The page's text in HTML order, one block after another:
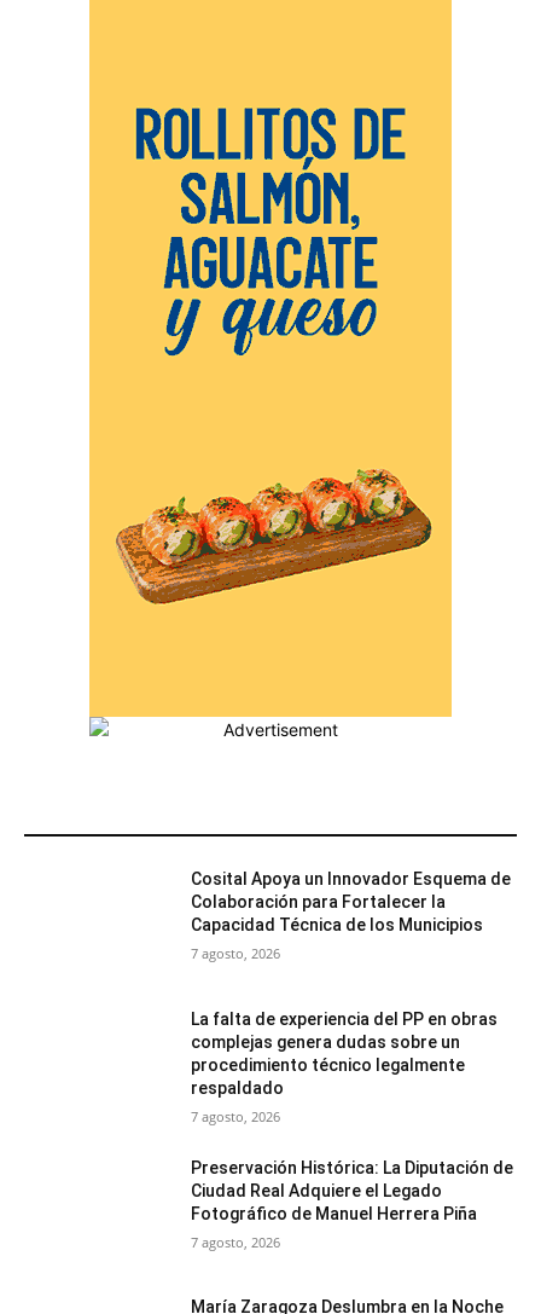
Cosital Apoya un Innovador Esquema de
Colaboración para Fortalecer la
Capacidad Técnica de los Municipios
7 agosto, 2026
La falta de experiencia del PP en obras
complejas genera dudas sobre un
procedimiento técnico legalmente
respaldado
7 agosto, 2026
Preservación Histórica: La Diputación de
Ciudad Real Adquiere el Legado
Fotográfico de Manuel Herrera Piña
7 agosto, 2026
María Zaragoza Deslumbra en la Noche